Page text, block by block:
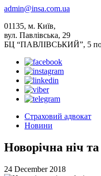
admin@insa.com.ua
01135, м. Київ,
вул. Павлівська, 29
БЦ “ПАВЛІВСЬКИЙ”, 5
Страховий адвокат
Новини
Новорічна ніч та
24 December 2018